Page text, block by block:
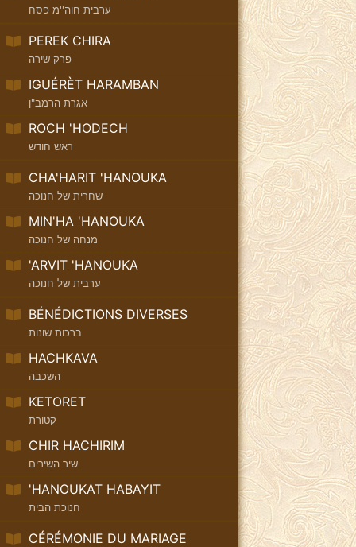
ערבית חוה''מ פסח
PEREK CHIRA
פרק שירה
IGUÉRÈT HARAMBAN
אגרת הרמב"ן
ROCH 'HODECH
ראש חודש
CHA'HARIT 'HANOUKA
שחרית של חנוכה
MIN'HA 'HANOUKA
מנחה של חנוכה
'ARVIT 'HANOUKA
ערבית של חנוכה
BÉNÉDICTIONS DIVERSES
ברכות שונות
HACHKAVA
השכבה
KETORET
קטורת
CHIR HACHIRIM
שיר השירים
'HANOUKAT HABAYIT
חנוכת הבית
CÉRÉMONIE DU MARIAGE